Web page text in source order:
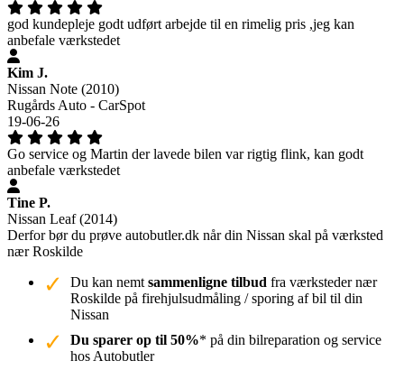
god kundepleje godt udført arbejde til en rimelig pris ,jeg kan
anbefale værkstedet
Kim J.
Nissan Note (2010)
Rugårds Auto - CarSpot
19-06-26
Go service og Martin der lavede bilen var rigtig flink, kan godt
anbefale værkstedet
Tine P.
Nissan Leaf (2014)
Derfor bør du prøve autobutler.dk når din Nissan skal på værksted
nær Roskilde
Du kan nemt sammenligne tilbud fra værksteder nær
Roskilde på firehjulsudmåling / sporing af bil til din
Nissan
Du sparer op til 50%* på din bilreparation og service
hos Autobutler